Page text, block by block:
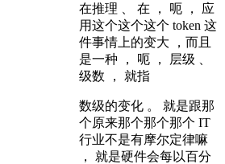
在推理 、 在 ， 呃 ， 应
用这个这个这个 token 这
件事情上的变大 ，而且
是一种 ， 呃 ， 层级 、
级数 ， 就指
数级的变化 。 就是跟那
个原来那个那个那个 IT
行业不是有摩尔定律嘛
， 就是硬件会每以百分